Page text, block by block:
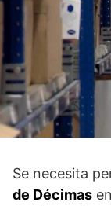
Se necesita
de Décimas